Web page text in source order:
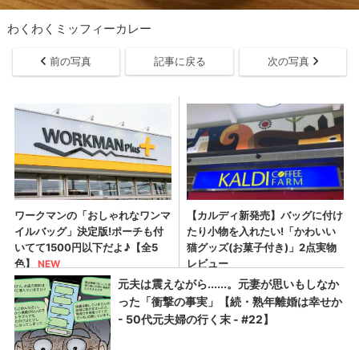
わくわくミッフィーカレー
前の写真 記事に戻る 次の写真